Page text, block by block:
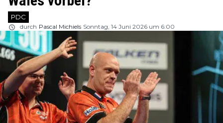
PDC
durch Pascal Michiels Sonntag, 14 Juni 2026 um 6:00